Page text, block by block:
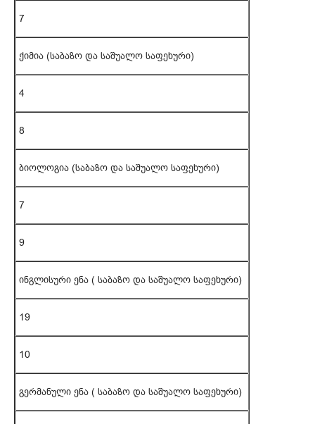
7
ქიმია (საბაზო და საშუალო საფეხური)
4
8
ბიოლოგია (საბაზო და საშუალო საფეხური)
7
9
ინგლისური ენა ( საბაზო და საშუალო საფეხური)
19
10
გერმანული ენა ( საბაზო და საშუალო საფეხური)